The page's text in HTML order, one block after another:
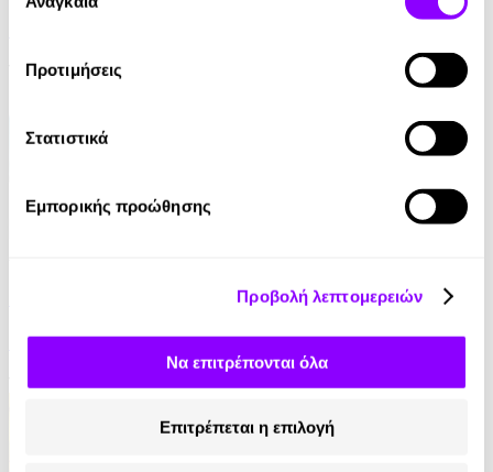
συγκατάθεσης
Προτιμήσεις
Στατιστικά
Εμπορικής προώθησης
Προβολή λεπτομερειών
Να επιτρέπονται όλα
Επιτρέπεται η επιλογή
17.90€ 8.95€ (-50%)
Tony Robbins
14.90€ 7.45€ (-50%)